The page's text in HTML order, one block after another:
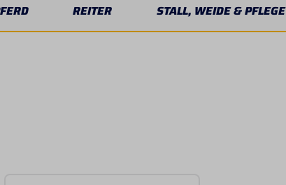
REITER STALL, WEIDE & PFLEGE